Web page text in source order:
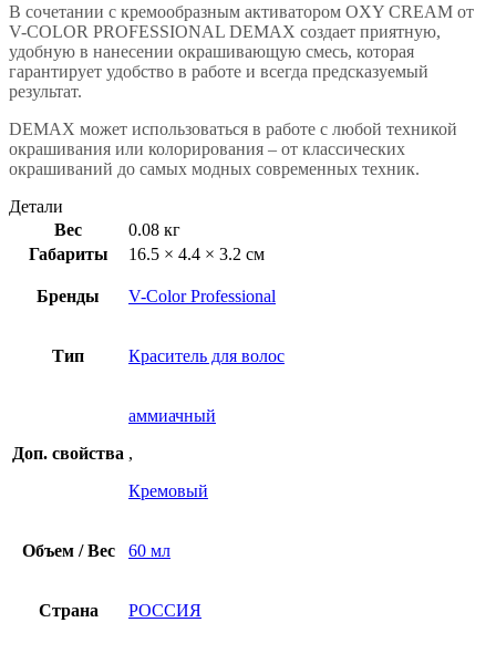
В сочетании с кремообразным активатором OXY CREAM от
V-COLOR PROFESSIONAL DEMAX создает приятную,
удобную в нанесении окрашивающую смесь, которая
гарантирует удобство в работе и всегда предсказуемый
результат.
DEMAX может использоваться в работе с любой техникой
окрашивания или колорирования – от классических
окрашиваний до самых модных современных техник.
Детали
Вес
0.08 кг
Габариты
16.5 × 4.4 × 3.2 см
Бренды V-Color Professional
Тип Краситель для волос
Доп. свойства
аммиачный
,
Кремовый
Объем / Вес 60 мл
Страна РОССИЯ